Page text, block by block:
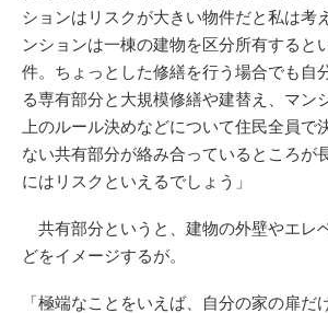
ションはリスクが大きい物件だと私は考
ンションは一棟の建物を区分所有すると
件。ちょっとした修繕を行う場合でも自
る専有部分と大規模修繕や建替え、マン
上のルール決めなどについて住民全員で
ない共有部分が絡み合っているところが
にはリスクといえるでしょう」
共有部分というと、建物の外壁やエレ
どをイメージするが。
「極端なことをいえば、自分の家の扉だ